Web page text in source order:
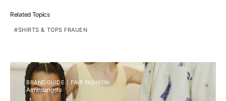
Related Topics
SHIRTS & TOPS FRAUEN
BRANDGUIDE | FAIR FASHION
Armedangels